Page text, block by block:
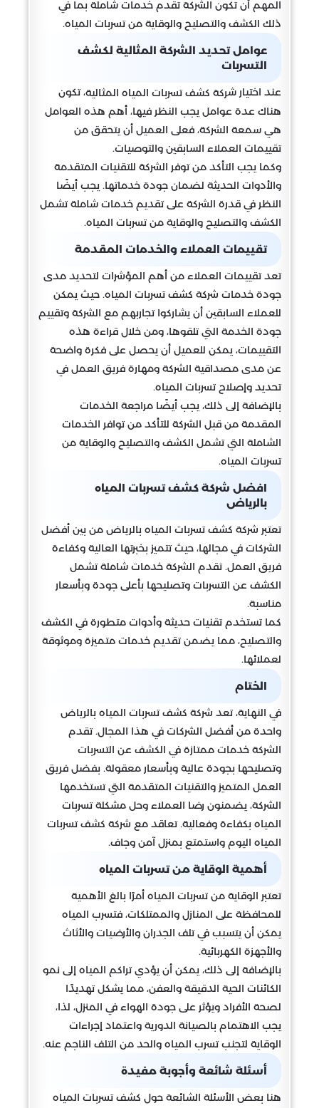
المهم أن تكون الشركة تقدم خدمات شاملة بما في
ذلك الكشف والتصليح والوقاية من تسربات المياه.
عوامل تحديد الشركة المثالية لكشف
التسربات
عند اختيار شركة كشف تسربات المياه المثالية، تكون
هناك عدة عوامل يجب النظر فيها، أهم هذه العوامل
هي سمعة الشركة، فعلى العميل أن يتحقق من
تقييمات العملاء السابقين والتوصيات.
وكما يجب التأكد من توفر الشركة للتقنيات المتقدمة
والأدوات الحديثة لضمان جودة خدماتها. يجب أيضًا
النظر في قدرة الشركة على تقديم خدمات شاملة تشمل
الكشف والتصليح والوقاية من تسربات المياه.
تقييمات العملاء والخدمات المقدمة
تعد تقييمات العملاء من أهم المؤشرات لتحديد مدى
جودة خدمات شركة كشف تسربات المياه. حيث يمكن
للعملاء السابقين أن يشاركوا تجاربهم مع الشركة وتقييم
جودة الخدمة التي تلقوها، ومن خلال قراءة هذه
التقييمات، يمكن للعميل أن يحصل على فكرة واضحة
عن مدى مصداقية الشركة ومهارة فريق العمل في
تحديد وإصلاح تسربات المياه.
بالإضافة إلى ذلك، يجب أيضًا مراجعة الخدمات
المقدمة من قبل الشركة للتأكد من توافر الخدمات
الشاملة التي تشمل الكشف والتصليح والوقاية من
تسربات المياه.
افضل شركة كشف تسربات المياه
بالرياض
تعتبر شركة كشف تسربات المياه بالرياض من بين أفضل
الشركات في مجالها، حيث تتميز بخبرتها العالية وكفاءة
فريق العمل. تقدم الشركة خدمات شاملة تشمل
الكشف عن التسربات وتصليحها بأعلى جودة وبأسعار
مناسبة.
كما تستخدم تقنيات حديثة وأدوات متطورة في الكشف
والتصليح، مما يضمن تقديم خدمات متميزة وموثوقة
لعملائها.
الختام
في النهاية، تعد شركة كشف تسربات المياه بالرياض
واحدة من أفضل الشركات في هذا المجال. تقدم
الشركة خدمات ممتازة في الكشف عن التسربات
وتصليحها بجودة عالية وبأسعار معقولة. بفضل فريق
العمل المتميز والتقنيات المتقدمة التي تستخدمها
الشركة، يضمنون رضا العملاء وحل مشكلة تسربات
المياه بكفاءة وفعالية. تعاقد مع شركة كشف تسربات
المياه اليوم واستمتع بمنزل آمن وجاف.
أهمية الوقاية من تسربات المياه
تعتبر الوقاية من تسربات المياه أمرًا بالغ الأهمية
للمحافظة على المنازل والممتلكات، فتسرب المياه
يمكن أن يتسبب في تلف الجدران والأرضيات والأثاث
والأجهزة الكهربائية.
بالإضافة إلى ذلك، يمكن أن يؤدي تراكم المياه إلى نمو
الكائنات الحية الدقيقة والعفن، مما يشكل تهديدًا
لصحة الأفراد ويؤثر على جودة الهواء في المنزل، لذا،
يجب الاهتمام بالصيانة الدورية واعتماد إجراءات
الوقاية لتجنب تسرب المياه والحد من التلف الناجم عنه.
أسئلة شائعة وأجوبة مفيدة
هنا بعض الأسئلة الشائعة حول كشف تسربات المياه